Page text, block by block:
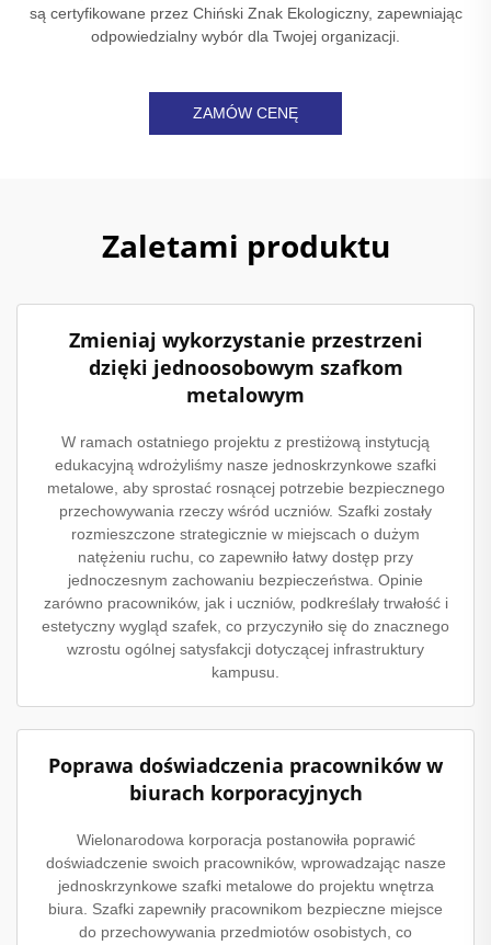
są certyfikowane przez Chiński Znak Ekologiczny, zapewniając
odpowiedzialny wybór dla Twojej organizacji.
ZAMÓW CENĘ
Zaletami produktu
Zmieniaj wykorzystanie przestrzeni
dzięki jednoosobowym szafkom
metalowym
W ramach ostatniego projektu z prestiżową instytucją
edukacyjną wdrożyliśmy nasze jednoskrzynkowe szafki
metalowe, aby sprostać rosnącej potrzebie bezpiecznego
przechowywania rzeczy wśród uczniów. Szafki zostały
rozmieszczone strategicznie w miejscach o dużym
natężeniu ruchu, co zapewniło łatwy dostęp przy
jednoczesnym zachowaniu bezpieczeństwa. Opinie
zarówno pracowników, jak i uczniów, podkreślały trwałość i
estetyczny wygląd szafek, co przyczyniło się do znacznego
wzrostu ogólnej satysfakcji dotyczącej infrastruktury
kampusu.
Poprawa doświadczenia pracowników w
biurach korporacyjnych
Wielonarodowa korporacja postanowiła poprawić
doświadczenie swoich pracowników, wprowadzając nasze
jednoskrzynkowe szafki metalowe do projektu wnętrza
biura. Szafki zapewniły pracownikom bezpieczne miejsce
do przechowywania przedmiotów osobistych, co